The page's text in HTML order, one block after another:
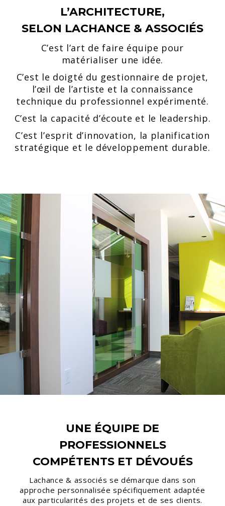
L’ARCHITECTURE,
SELON LACHANCE & ASSOCIÉS
C’est l’art de faire équipe pour
matérialiser une idée.
C’est le doigté du gestionnaire de projet,
l’œil de l’artiste et la connaissance
technique du professionnel expérimenté.
C’est la capacité d’écoute et le leadership.
C’est l’esprit d’innovation, la planification
stratégique et le développement durable.
UNE ÉQUIPE DE
PROFESSIONNELS
COMPÉTENTS ET DÉVOUÉS
Lachance & associés se démarque dans son
approche personnalisée spécifiquement adaptée
aux particularités des projets et de ses clients.